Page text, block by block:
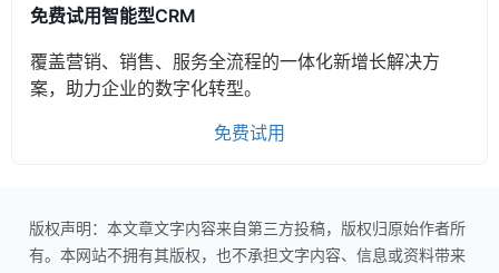
免费试用智能型CRM
覆盖营销、销售、服务全流程的一体化新增长解决方
案，助力企业的数字化转型。
免费试用
版权声明：本文章文字内容来自第三方投稿，版权归原始作者所
有。本网站不拥有其版权，也不承担文字内容、信息或资料带来